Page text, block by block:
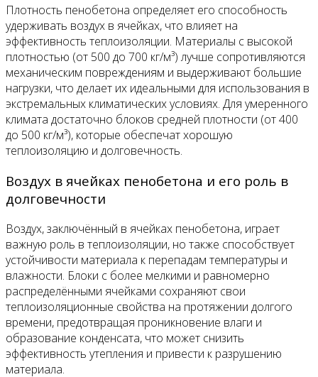
Плотность пенобетона определяет его способность
удерживать воздух в ячейках, что влияет на
эффективность теплоизоляции. Материалы с высокой
плотностью (от 500 до 700 кг/м³) лучше сопротивляются
механическим повреждениям и выдерживают большие
нагрузки, что делает их идеальными для использования в
экстремальных климатических условиях. Для умеренного
климата достаточно блоков средней плотности (от 400
до 500 кг/м³), которые обеспечат хорошую
теплоизоляцию и долговечность.
Воздух в ячейках пенобетона и его роль в
долговечности
Воздух, заключённый в ячейках пенобетона, играет
важную роль в теплоизоляции, но также способствует
устойчивости материала к перепадам температуры и
влажности. Блоки с более мелкими и равномерно
распределёнными ячейками сохраняют свои
теплоизоляционные свойства на протяжении долгого
времени, предотвращая проникновение влаги и
образование конденсата, что может снизить
эффективность утепления и привести к разрушению
материала.